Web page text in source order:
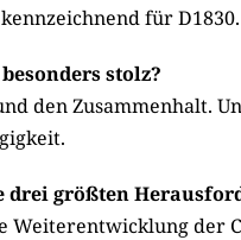
für D1830.
stolz?
den Zusammenhalt.
drei größten
Weiterentwicklung der